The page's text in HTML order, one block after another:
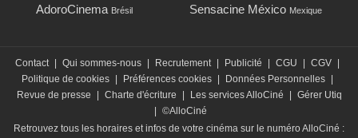
AdoroCinema Brésil Sensacine México Mexique
Contact Qui sommes-nous Recrutement Publicité CGU CGV
Politique de cookies
Préférences cookies Données Personnelles
Revue de presse
Charte d'écriture Les services AlloCiné
Gérer Utiq
©AlloCiné
Retrouvez tous les horaires et infos de votre cinéma sur le numéro AlloCiné :